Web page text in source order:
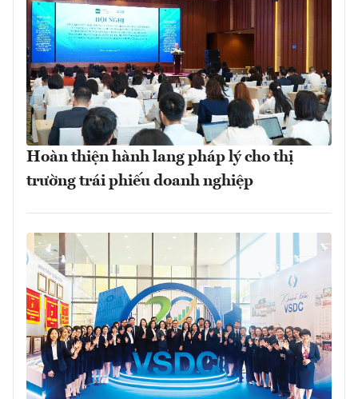
Hoàn thiện hành lang pháp lý cho thị
trường trái phiếu doanh nghiệp